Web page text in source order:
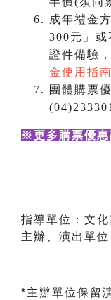
成年禮金
300元」
證件備驗
金使用指
團體購票
※更多購票優惠
指導單位：文化
主辦、演出單
*主辦單位保留